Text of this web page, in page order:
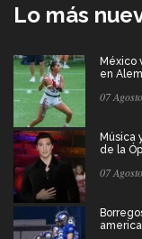
Lo más
México
en
07
Música
de la
07